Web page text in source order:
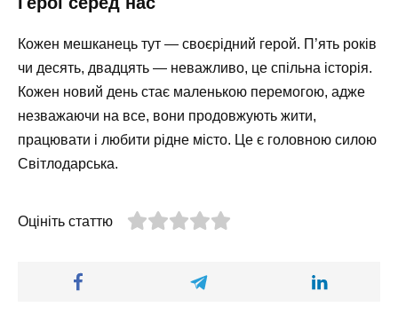
Кожен мешканець тут — своєрідний герой. П’ять років
чи десять, двадцять — неважливо, це спільна історія.
Кожен новий день стає маленькою перемогою, адже
незважаючи на все, вони продовжують жити,
працювати і любити рідне місто. Це є головною силою
Світлодарська.
Оцініть статтю